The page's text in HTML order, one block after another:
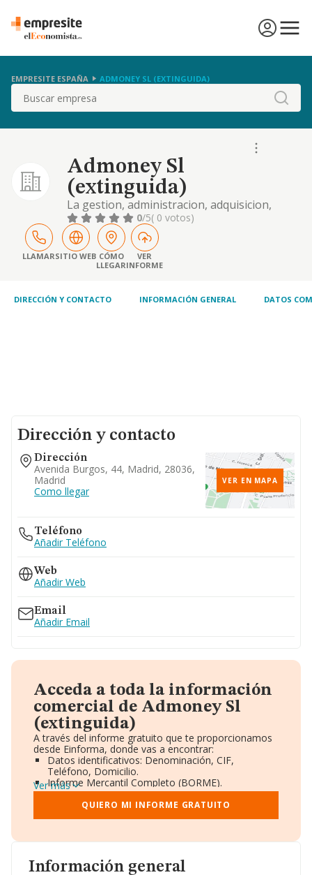
EMPRESITE ESPAÑA ADMONEY SL (EXTINGUIDA)
Buscar
Admoney Sl
(extinguida)
La gestion, administracion, adquisicion,
promocion enajenacion, rehabilitacion y
explotacion en cualquier forma de bienes
inmuebles. realizacion de proyectos,
promocion, constitucion y participacion en
otras sociedades.
0/5( 0 votos)
LLAMARSITIO WEB CÓMO
LLEGAR
VER
INFORME
DIRECCIÓN Y CONTACTO INFORMACIÓN GENERAL DATOS
Información general
Dirección y contacto
Dirección
Avenida Burgos, 44, Madrid, 28036,
Madrid
Como llegar
VER EN MAPA
Teléfono
Añadir Teléfono
Web
Añadir Web
Email
Añadir Email
Acceda a toda la información
comercial de Admoney Sl
(extinguida)
A través del informe gratuito que te proporcionamos
desde Einforma, donde vas a encontrar:
Datos identificativos: Denominación, CIF,
Teléfono, Domicilio.
Informe Mercantil Completo (BORME).
Gráficos de Evolución Ventas y Empleados.
Consejo de Administración y Administradores.
Directivos y Ejecutivos.
Información oficial y registral complementaria.
Ver más
QUIERO MI INFORME GRATUITO